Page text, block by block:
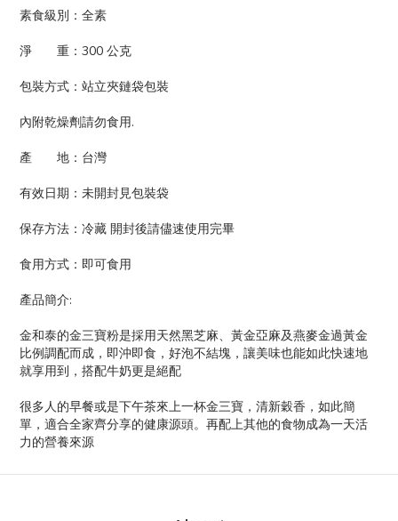
素食級別：全素
淨 重：300 公克
包裝方式：站立夾鏈袋包裝
內附乾燥劑請勿食用.
產 地：台灣
有效日期：未開封見包裝袋
保存方法：冷藏 開封後請儘速使用完畢
食用方式：即可食用
產品簡介:
金和泰的金三寶粉是採用天然黑芝麻、黃金亞麻及燕麥金過黃金
比例調配而成，即沖即食，好泡不結塊，讓美味也能如此快速地
就享用到，搭配牛奶更是絕配
很多人的早餐或是下午茶來上一杯金三寶，清新穀香，如此簡
單，適合全家齊分享的健康源頭。再配上其他的食物成為一天活
力的營養來源